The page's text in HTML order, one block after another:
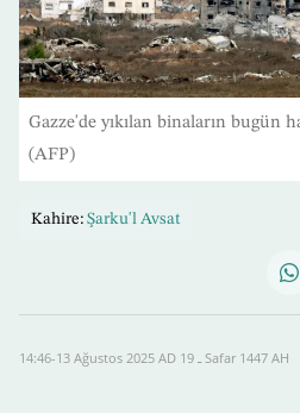
Gazze'de yıkılan binaların bugün
(AFP)
Kahire: Şarku'l Avsat
14:46-13 Ağustos 2025 AD ـ 19 Safar 1447 AH